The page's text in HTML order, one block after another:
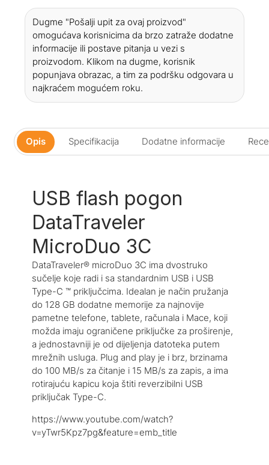
Dugme "Pošalji upit za ovaj proizvod"
omogućava korisnicima da brzo zatraže dodatne
informacije ili postave pitanja u vezi s
proizvodom. Klikom na dugme, korisnik
popunjava obrazac, a tim za podršku odgovara u
najkraćem mogućem roku.
Opis Specifikacija Dodatne informacije
USB flash pogon
DataTraveler
MicroDuo 3C
DataTraveler® microDuo 3C ima dvostruko
sučelje koje radi i sa standardnim USB i USB
Type-C ™ priključcima. Idealan je način pružanja
do 128 GB dodatne memorije za najnovije
pametne telefone, tablete, računala i Mace, koji
možda imaju ograničene priključke za proširenje,
a jednostavniji je od dijeljenja datoteka putem
mrežnih usluga. Plug and play je i brz, brzinama
do 100 MB/s za čitanje i 15 MB/s za zapis, a ima
rotirajuću kapicu koja štiti reverzibilni USB
priključak Type-C.
https://www.youtube.com/watch?
v=yTwr5Kpz7pg&feature=emb_title